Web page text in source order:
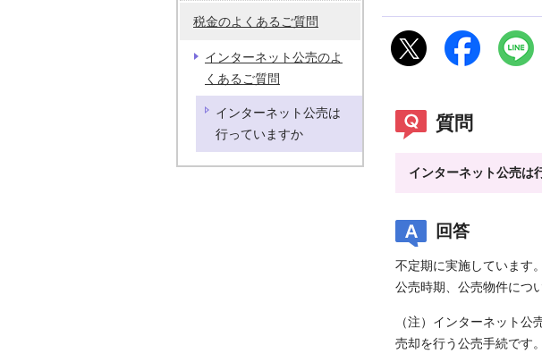
質問
インターネット公売は
回答
不定期に実施しています。
公売時期、公売物件につ
（注）インターネット
売却を行う公売手続です。
税金のよくあるご質問
インターネット公売のよ
くあるご質問
インターネット公売は
行っていますか